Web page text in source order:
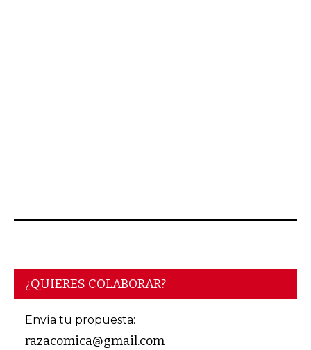
¿QUIERES COLABORAR?
Envía tu propuesta:
razacomica@gmail.com